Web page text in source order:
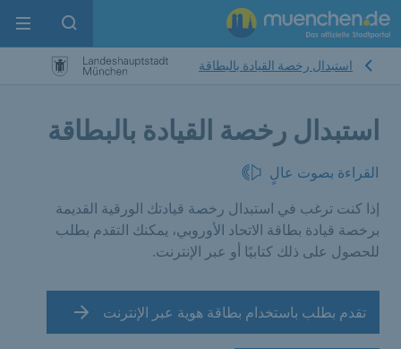
search
استبدال رخصة القيادة بالبطاقة
استبدال رخصة القيادة بالبطاقة
القراءة بصوت عالٍ
إذا كنت ترغب في استبدال رخصة قيادتك الورقية القديمة
برخصة قيادة بطاقة الاتحاد الأوروبي، يمكنك التقدم بطلب
للحصول على ذلك كتابيًا أو عبر الإنترنت.
تقدم بطلب باستخدام بطاقة هوية عبر الإنترنت